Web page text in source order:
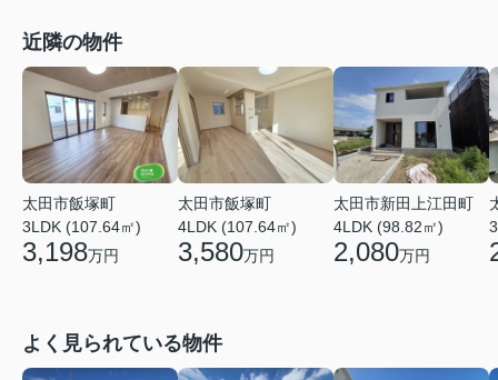
近隣の物件
太田市飯塚町
3LDK (107.64㎡)
3,198万円
太田市飯塚町
4LDK (107.64㎡)
3,580万円
太田市新田上江田町
4LDK (98.82㎡)
2,080万円
よく見られている物件